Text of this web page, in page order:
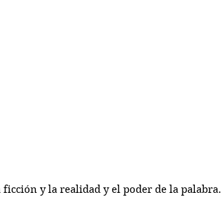
y la realidad y el poder de la